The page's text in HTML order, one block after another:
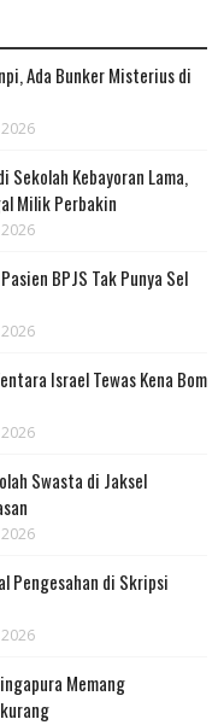
Ada Bunker Misterius di
Sekolah Kebayoran Lama,
Milik Perbakin
BPJS Tak Punya Sel
Israel Tewas Kena Bom
Swasta di Jaksel
Pengesahan di Skripsi
Memang